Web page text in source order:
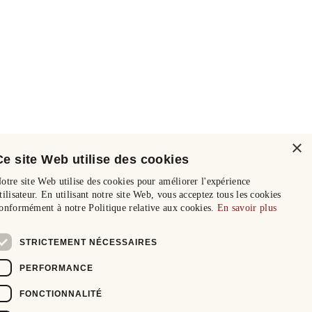
×
site Web utilise des cookies
site Web utilise des cookies pour améliorer l'expérience
En utilisant notre site Web, vous acceptez tous les cookies
à notre Politique relative aux cookies. En savoir plus
STRICTEMENT NÉCESSAIRES
PERFORMANCE
FONCTIONNALITÉ